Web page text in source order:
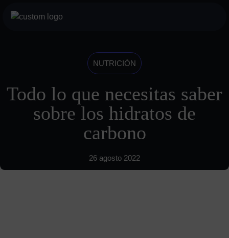
Para particulares
Sobre nosotros
NUTRICIÓN
Todo lo que necesitas saber
sobre los hidratos de
carbono
26 agosto 2022